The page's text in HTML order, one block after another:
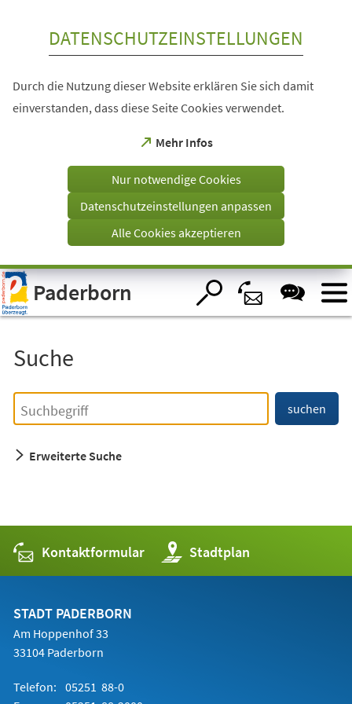
Visuelle
Assistenzsoftware
öffnen.
DATENSCHUTZEINSTELLUNGEN
Durch die Nutzung dieser Website erklären Sie sich damit
einverstanden, dass diese Seite Cookies verwendet.
Mehr Infos
(Öffnet
einem
Tab)
Nur notwendige Cookies
Datenschutzeinstellungen anpassen
Alle Cookies akzeptieren
Paderborn
Suche
Einfache
Suche
Suchbegriff
suchen
Erweiterte Suche
Kontaktformular Stadtplan
(Öffnet
in
einem
STADT PADERBORN
Am Hoppenhof 33
33104 Paderborn
Telefon: 05251 88-0